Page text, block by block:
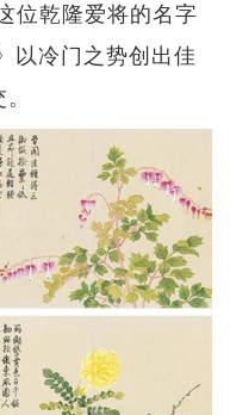
位乾隆爱将的名字
以冷门之势创出佳